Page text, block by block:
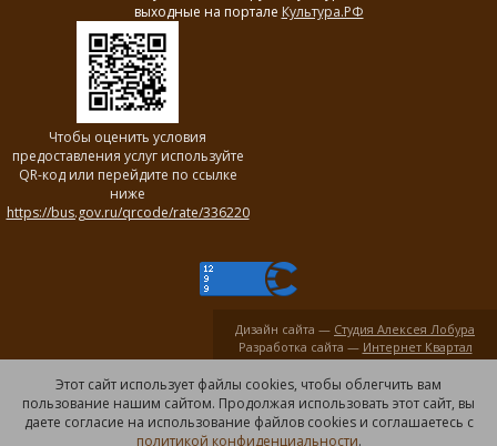
Дизайн сайта — Студия Алексея Лобура
Разработка сайта — Интернет Квартал
выходные на портале Культура.РФ
Чтобы оценить условия
предоставления услуг используйте
QR-код или перейдите по ссылке
ниже
https://bus.gov.ru/qrcode/rate/336220
Этот сайт использует файлы cookies, чтобы облегчить вам
пользование нашим сайтом. Продолжая использовать этот сайт, вы
даете согласие на использование файлов cookies и соглашаетесь с
политикой конфиденциальности.